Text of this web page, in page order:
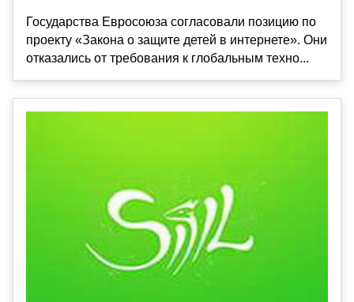
Государства Евросоюза согласовали позицию по
проекту «Закона о защите детей в интернете». Они
отказались от требования к глобальным техно...